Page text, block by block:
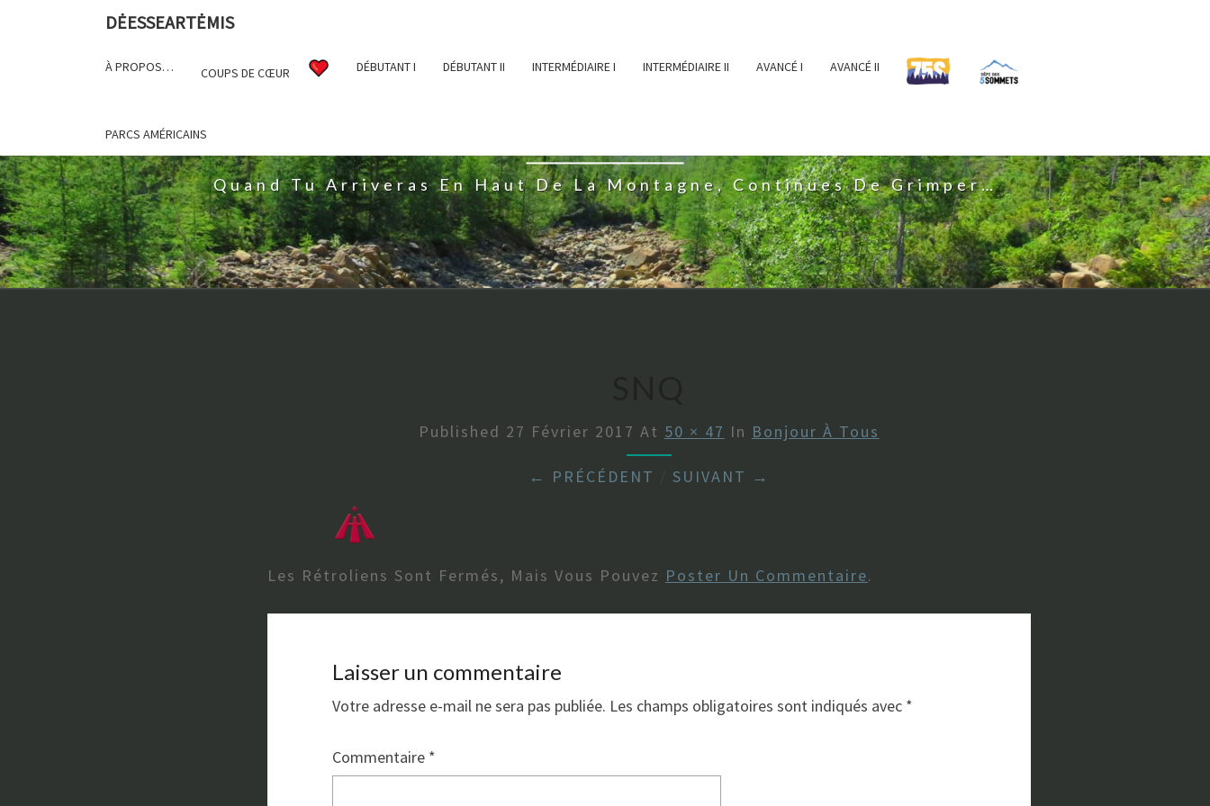
DĖESSEARTĖMIS
À PROPOS… COUPS DE CŒUR DÉBUTANT I DÉBUTANT II INTERMÉDIAIRE I INTERMÉDIAIRE II AVANCÉ I AVANCÉ II
PARCS AMÉRICAINS
Quand Tu Arriveras En Haut De La Montagne, Continues De Grimper…
Published 27 Février 2017 At 50 × 47 In Bonjour À Tous
← PRÉCÉDENT SUIVANT →
Les Rétroliens Sont Fermés, Mais Vous Pouvez Poster Un Commentaire.
Laisser un commentaire
Votre adresse e-mail ne sera pas publiée. Les champs obligatoires sont indiqués avec *
Commentaire *